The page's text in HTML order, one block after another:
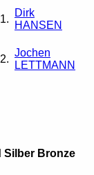
1.
Dirk
HANSEN
2.
Jochen
LETTMANN
Silber Bronze